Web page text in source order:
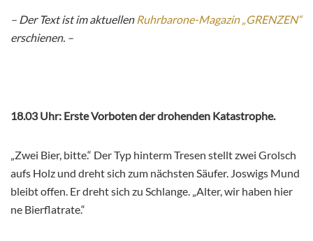
– Der Text ist im aktuellen Ruhrbarone-Magazin „GRENZEN“
erschienen. –
18.03 Uhr: Erste Vorboten der drohenden Katastrophe.
„Zwei Bier, bitte.“ Der Typ hinterm Tresen stellt zwei Grolsch
aufs Holz und dreht sich zum nächsten Säufer. Joswigs Mund
bleibt offen. Er dreht sich zu Schlange. „Alter, wir haben hier
ne Bierflatrate.“